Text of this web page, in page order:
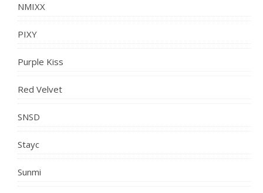
NMIXX
PIXY
Purple Kiss
Red Velvet
SNSD
Stayc
Sunmi